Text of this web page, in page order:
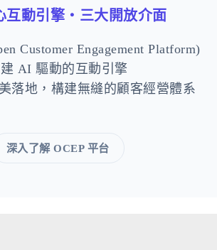
互動引擎・三大開放介面
Customer Engagement Platform)
AI 驅動的互動引擎
落地，構建無縫的顧客經營體系
深入了解 OCEP 平台